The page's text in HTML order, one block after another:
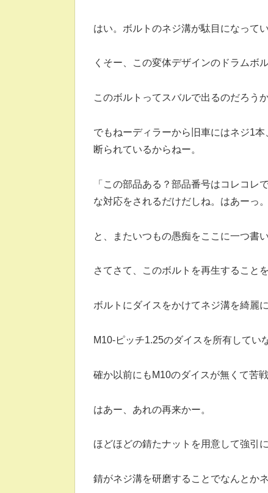
はい。ボルトのネジ溝が駄目になって
くそー、この変体デザインのドラムボ
このボルトってスバルで出るのだろう
でもねーディラーから旧車にはネジ1
断られているからねー。
「この部品ある？部品番号はコレコ
な対応をされるだけだしね。はあーっ
と、またいつもの愚痴をここに一つ書
さてさて、このボルトを再生すること
ボルトにダイスをかけてネジ溝を綺麗
M10-ピッチ1.25のダイスを所有してい
確か以前にもM10のダイスが無くて苦戦
はあー、あれの再来かー。
ほどほどの錆たナットを用意して強引
錆がネジ溝を研磨することでなんとか